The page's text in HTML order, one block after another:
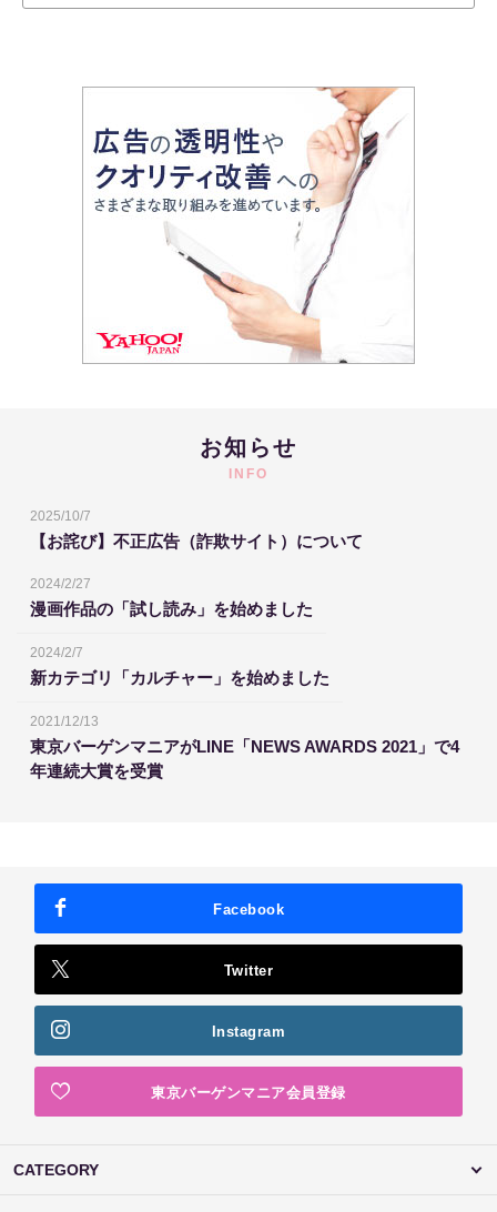
お知らせ
INFO
2025/10/7
【お詫び】不正広告（詐欺サイト）について
2024/2/27
漫画作品の「試し読み」を始めました
2024/2/7
新カテゴリ「カルチャー」を始めました
2021/12/13
東京バーゲンマニアがLINE「NEWS AWARDS 2021」で4
年連続大賞を受賞
Facebook
Twitter
Instagram
東京バーゲンマニア会員登録
CATEGORY